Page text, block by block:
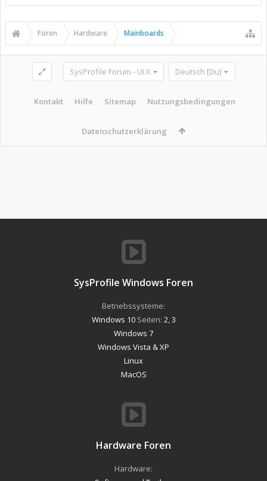
Foren Hardware Mainboards
SysProfile Forum - UI.X Deutsch [Du]
Kontakt Hilfe Sitemap Nutzungsbedingungen
Datenschutzerklärung
SysProfile Windows Foren
Betriebssysteme:
Windows 10Seiten: 2 3
Windows 7
Windows Vista & XP
Linux
MacOS
Hardware Foren
Hardware: